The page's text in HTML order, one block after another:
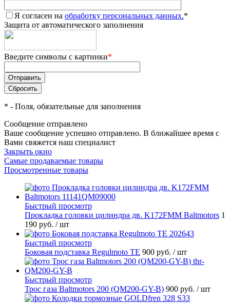
Я согласен на обработку персональных данных.*
Защита от автоматического заполнения
Введите символы с картинки*
* - Поля, обязательные для заполнения
Сообщение отправлено
Ваше сообщение успешно отправлено. В ближайшее время с
Вами свяжется наш специалист
Закрыть окно
Самые продаваемые товары
Просмотренные товары
Быстрый просмотр
Прокладка головки цилиндра дв. K172FMM Baltmotors 1
190 руб. / шт
Быстрый просмотр
Боковая подставка Regulmoto TE 900 руб. / шт
Быстрый просмотр
Трос газа Baltmotors 200 (QM200-GY-B) 900 руб. / шт